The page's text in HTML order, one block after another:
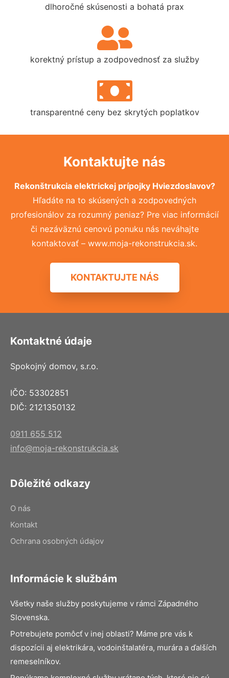
dlhoročné skúsenosti a bohatá prax
korektný prístup a zodpovednosť za služby
transparentné ceny bez skrytých poplatkov
Kontaktujte nás
Rekonštrukcia elektrickej prípojky Hviezdoslavov?
Hľadáte na to skúsených a zodpovedných
profesionálov za rozumný peniaz? Pre viac informácií
či nezáväznú cenovú ponuku nás neváhajte
kontaktovať – www.moja-rekonstrukcia.sk.
KONTAKTUJTE NÁS
Kontaktné údaje
Spokojný domov, s.r.o.
IČO: 53302851
DIČ: 2121350132
0911 655 512
info@moja-rekonstrukcia.sk
Dôležité odkazy
O nás
Kontakt
Ochrana osobných údajov
Informácie k službám
Všetky naše služby poskytujeme v rámci Západného
Slovenska.
Potrebujete pomôcť v inej oblasti? Máme pre vás k
dispozícii aj elektrikára, vodoinštalatéra, murára a ďalších
remeselníkov.